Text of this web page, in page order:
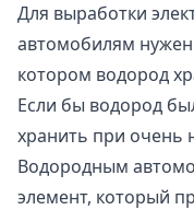
Для выработки
автомобилям нужен
котором водород
Если бы водород
хранить при очень
Водородным
элемент, который